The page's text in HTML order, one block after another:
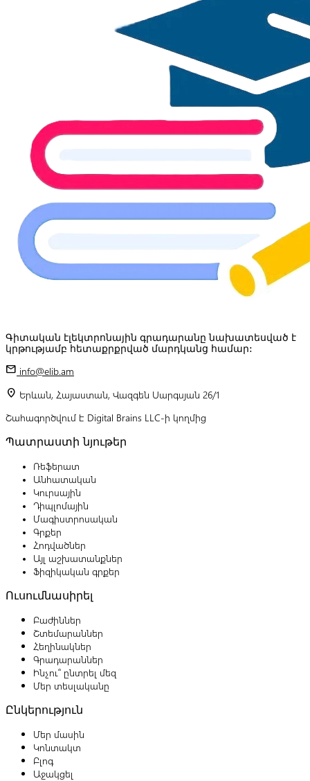
Գիտական էլեկտրոնային գրադարանը նախատեսված է
կրթությամբ հետաքրքրված մարդկանց համար:
mail info@elib.am
location_on Երևան, Հայաստան, Վազգեն Սարգսյան 26/1
Շահագործվում է Digital Brains LLC-ի կողմից
Պատրաստի նյութեր
Ռեֆերատ
Անհատական
Կուրսային
Դիպլոմային
Մագիստրոսական
Գրքեր
Հոդվածներ
Այլ աշխատանքներ
Ֆիզիկական գրքեր
Ուսումնասիրել
Բաժիններ
Շտեմարաններ
Հեղինակներ
Գրադարաններ
Ինչու՞ ընտրել մեզ
Մեր տեսլականը
Ընկերություն
Մեր մասին
Կոնտակտ
Բլոգ
Աջակցել